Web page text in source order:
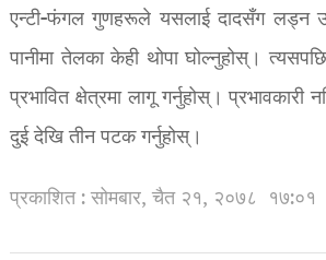
एन्टी-फंगल गुणहरूले यसलाई दादसँग लड्न
पानीमा तेलका केही थोपा घोल्नुहोस्।
प्रभावित क्षेत्रमा लागू गर्नुहोस्। प्रभावकारी
दुई देखि तीन पटक गर्नुहोस्।
प्रकाशित : सोमबार, चैत २१, २०७८ १७:०१